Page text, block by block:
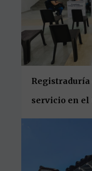
servicio en el